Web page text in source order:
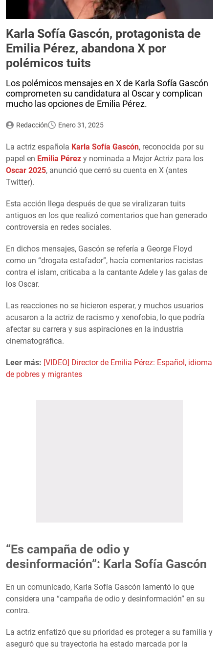
Karla Sofía Gascón, protagonista de
Emilia Pérez, abandona X por
polémicos tuits
Los polémicos mensajes en X de Karla Sofía Gascón
comprometen su candidatura al Oscar y complican
mucho las opciones de Emilia Pérez.
Redacción Enero 31, 2025
La actriz española Karla Sofía Gascón, reconocida por su
papel en Emilia Pérez y nominada a Mejor Actriz para los
Oscar 2025, anunció que cerró su cuenta en X (antes
Twitter).
Esta acción llega después de que se viralizaran tuits
antiguos en los que realizó comentarios que han generado
controversia en redes sociales.
En dichos mensajes, Gascón se refería a George Floyd
como un “drogata estafador”, hacía comentarios racistas
contra el islam, criticaba a la cantante Adele y las galas de
los Oscar.
Las reacciones no se hicieron esperar, y muchos usuarios
acusaron a la actriz de racismo y xenofobia, lo que podría
afectar su carrera y sus aspiraciones en la industria
cinematográfica.
Leer más: [VIDEO] Director de Emilia Pérez: Español, idioma
de pobres y migrantes
“Es campaña de odio y
desinformación”: Karla Sofía Gascón
En un comunicado, Karla Sofía Gascón lamentó lo que
considera una “campaña de odio y desinformación” en su
contra.
La actriz enfatizó que su prioridad es proteger a su familia y
aseguró que su trayectoria ha estado marcada por la